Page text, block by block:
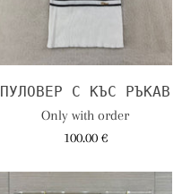
ПУЛОВЕР С КЪС РЪКАВ
Only with order
100.00 €